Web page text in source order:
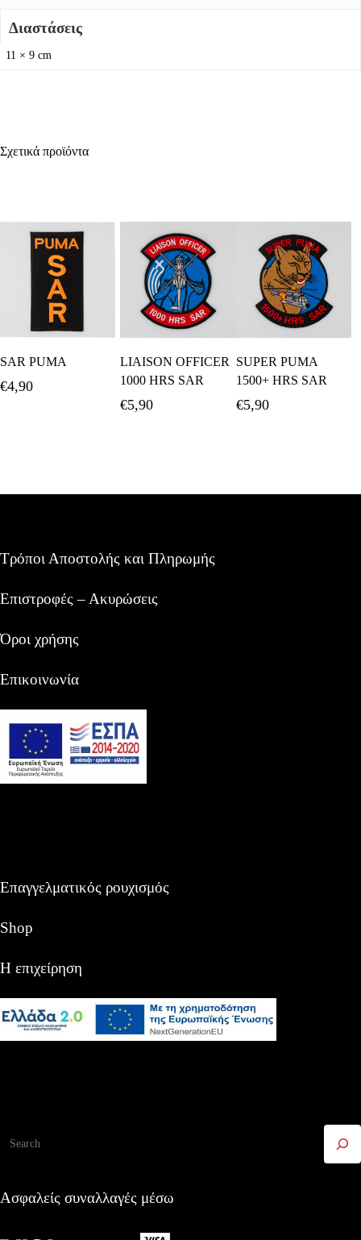
Διαστάσεις
11 × 9 cm
Σχετικά προϊόντα
SAR PUMA
€4,90
Καλάθι
LIAISON OFFICER
1000 HRS SAR
€5,90
Καλάθι
SUPER PUMA
1500+ HRS SAR
€5,90
Τρόποι Αποστολής και Πληρωμής
Επιστροφές – Ακυρώσεις
Όροι χρήσης
Επικοινωνία
Επαγγελματικός ρουχισμός
Shop
Η επιχείρηση
Ασφαλείς συναλλαγές μέσω